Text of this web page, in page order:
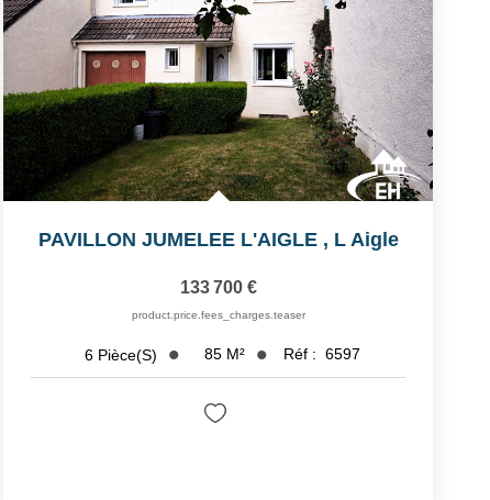
PAVILLON JUMELEE L'AIGLE , L Aigle
133 700 €
product.price.fees_charges.teaser
6 Pièce(s) 85 M² Réf : 6597